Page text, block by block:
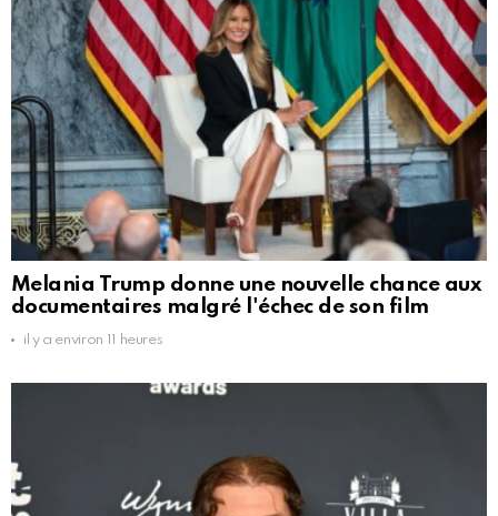
Melania Trump donne une nouvelle chance aux
documentaires malgré l'échec de son film
il y a environ 11 heures